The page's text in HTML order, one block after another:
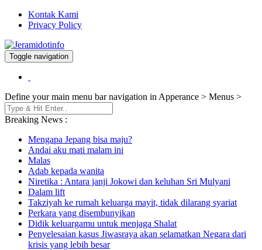
Kontak Kami
Privacy Policy
Jeramidotinfo
Berita dan Informasi Terkini
Toggle navigation
Define your main menu bar navigation in Apperance > Menus >
Breaking News :
Mengapa Jepang bisa maju?
Andai aku mati malam ini
Malas
Adab kepada wanita
Niretika : Antara janji Jokowi dan keluhan Sri Mulyani
Dalam lift
Takziyah ke rumah keluarga mayit, tidak dilarang syariat
Perkara yang disembunyikan
Didik keluargamu untuk menjaga Shalat
Penyelesaian kasus Jiwasraya akan selamatkan Negara dari
krisis yang lebih besar